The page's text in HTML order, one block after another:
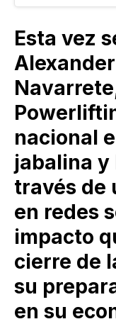
Esta vez
nacional
jabalina y
través de
en redes
impacto
cierre de
su
en su